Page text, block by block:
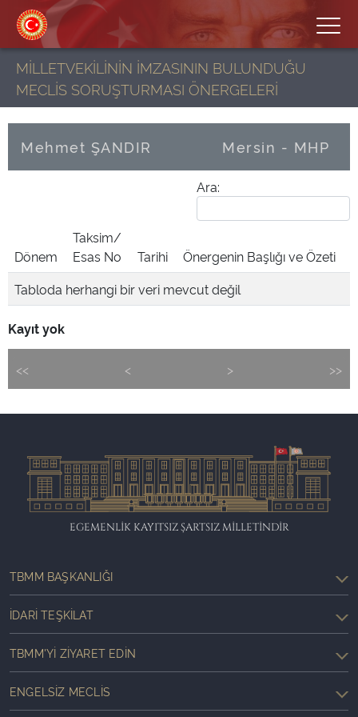
MİLLETVEKİLİNİN İMZASININ BULUNDUĞU
MECLİS SORUŞTURMASI ÖNERGELERİ
Mehmet ŞANDIR Mersin - MHP
Ara:
Dönem
Taksim/
Esas No
Tarihi
Önergenin Başlığı ve Özeti
Tabloda herhangi bir veri mevcut değil
Kayıt yok
<< < > >>
EGEMENLİK KAYITSIZ ŞARTSIZ MİLLETİNDİR
TBMM BAŞKANLIĞI
İDARI TEŞKILAT
TBMM'YI ZIYARET EDIN
ENGELSIZ MECLIS